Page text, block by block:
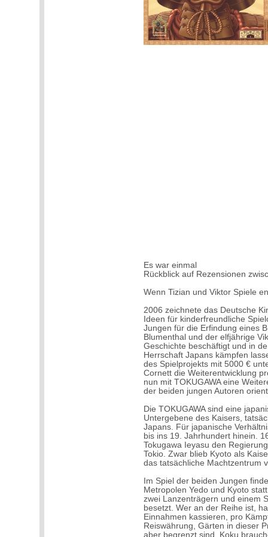
Es war einmal
Rückblick auf Rezensionen
Wenn Tizian und Viktor Spiele
2006 zeichnete das Deutsche
Ideen für kinderfreundliche
Jungen für die Erfindung eines
Blumenthal und der elfjährige
Geschichte beschäftigt und in
Herrschaft Japans kämpfen
des Spielprojekts mit 5000 €
Cornett die Weiterentwicklung
nun mit TOKUGAWA eine
der beiden jungen Autoren
Die TOKUGAWA sind eine
Untergebene des Kaisers,
Japans. Für japanische
bis ins 19. Jahrhundert hinein.
Tokugawa Ieyasu den
Tokio. Zwar blieb Kyoto als
das tatsächliche Machtzentrum
Im Spiel der beiden Jungen
Metropolen Yedo und Kyoto
zwei Lanzenträgern und einem
besetzt. Wer an der Reihe ist,
Einnahmen kassieren, pro
Reiswährung, Gärten in dieser
aber begrenzt sind. Koku